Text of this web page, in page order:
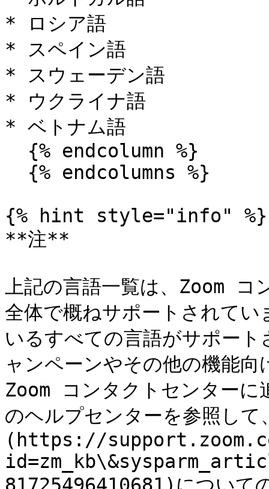
* ロシア語
* スペイン語
* スウェーデン語
* ウクライナ語
* ベトナム語
{% hint style="info" %}
**注**
上記の言語一覧は、Zoom
全体で概ねサポートされて
いるすべての言語がサポー
ャンペーンやその他の機能
Zoom コンタクトセンターに
のヘルプセンターを参照し
(https://